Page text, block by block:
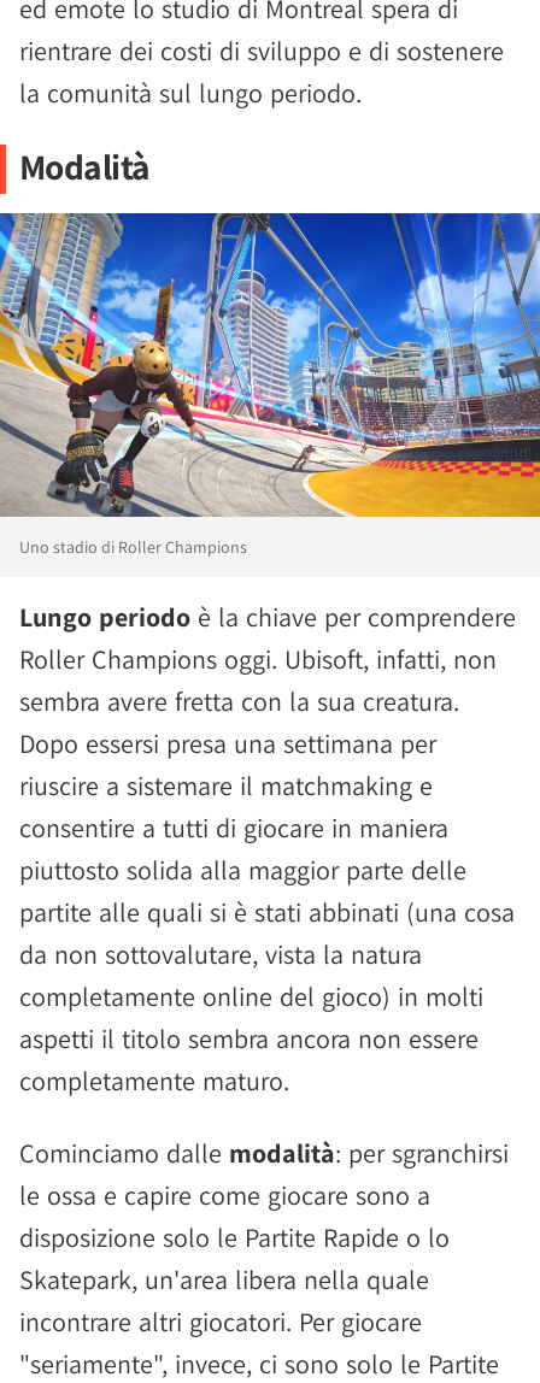
ed emote lo studio di Montreal spera di
rientrare dei costi di sviluppo e di sostenere
la comunità sul lungo periodo.
Modalità
Uno stadio di Roller Champions
Lungo periodo è la chiave per comprendere
Roller Champions oggi. Ubisoft, infatti, non
sembra avere fretta con la sua creatura.
Dopo essersi presa una settimana per
riuscire a sistemare il matchmaking e
consentire a tutti di giocare in maniera
piuttosto solida alla maggior parte delle
partite alle quali si è stati abbinati (una cosa
da non sottovalutare, vista la natura
completamente online del gioco) in molti
aspetti il titolo sembra ancora non essere
completamente maturo.
Cominciamo dalle modalità: per sgranchirsi
le ossa e capire come giocare sono a
disposizione solo le Partite Rapide o lo
Skatepark, un'area libera nella quale
incontrare altri giocatori. Per giocare
"seriamente", invece, ci sono solo le Partite